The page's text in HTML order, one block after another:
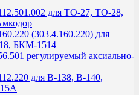
для ТО-27, ТО-28,
(303.4.160.220) для
БКМ-1514
регулируемый аксиально-
для В-138, В-140,